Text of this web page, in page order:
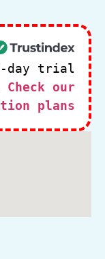
day trial
Check our
plans! >>